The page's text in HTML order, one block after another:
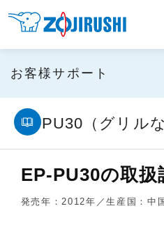
お客様サポート
EP-PU30（グリルな
EP-PU30の取扱
発売年：2012年／生産国：中